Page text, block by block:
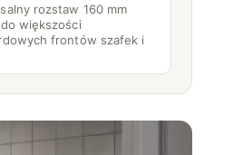
rozstaw 160 mm
większości
frontów szafek i